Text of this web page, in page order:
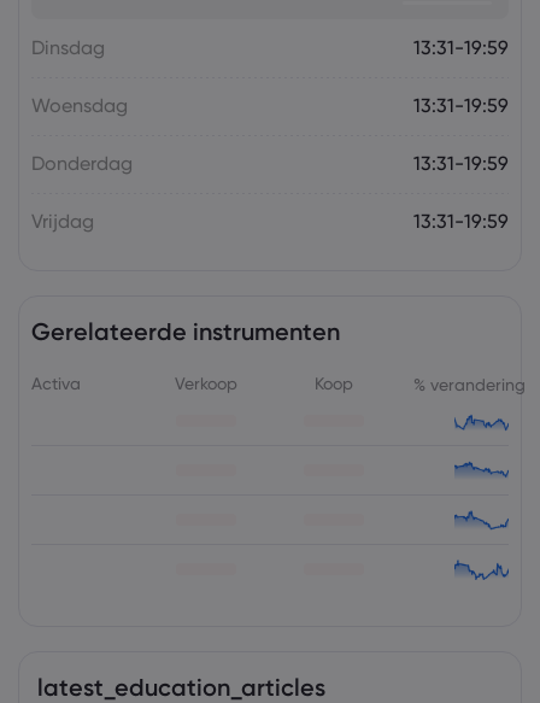
Dinsdag 13:31-19:59
Woensdag 13:31-19:59
Donderdag 13:31-19:59
Vrijdag 13:31-19:59
Gerelateerde instrumenten
Activa Verkoop Koop % verandering
latest_education_articles